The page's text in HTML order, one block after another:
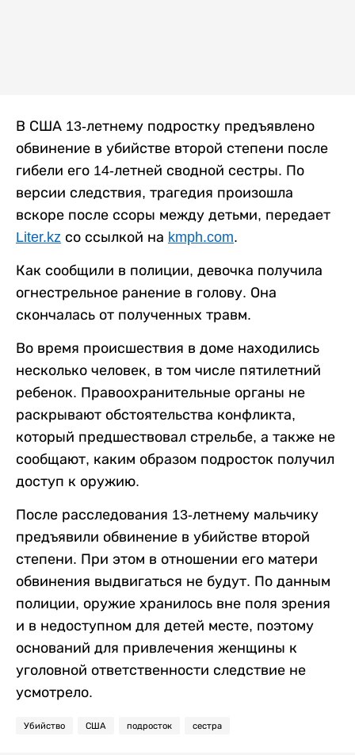
В США 13-летнему подростку предъявлено
обвинение в убийстве второй степени после
гибели его 14-летней сводной сестры. По
версии следствия, трагедия произошла
вскоре после ссоры между детьми, передает
Liter.kz со ссылкой на kmph.com.
Как сообщили в полиции, девочка получила
огнестрельное ранение в голову. Она
скончалась от полученных травм.
Во время происшествия в доме находились
несколько человек, в том числе пятилетний
ребенок. Правоохранительные органы не
раскрывают обстоятельства конфликта,
который предшествовал стрельбе, а также не
сообщают, каким образом подросток получил
доступ к оружию.
После расследования 13-летнему мальчику
предъявили обвинение в убийстве второй
степени. При этом в отношении его матери
обвинения выдвигаться не будут. По данным
полиции, оружие хранилось вне поля зрения
и в недоступном для детей месте, поэтому
оснований для привлечения женщины к
уголовной ответственности следствие не
усмотрело.
Убийство США подросток сестра